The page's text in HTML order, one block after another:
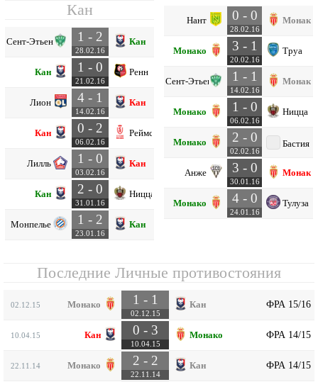
Кан
Сент-Этьен 1 - 2
28.02.16
Кан
Кан 1 - 0
21.02.16
Ренн
Лион 4 - 1
14.02.16
Кан
Кан 0 - 2
06.02.16
Реймс
Лилль 1 - 0
03.02.16
Кан
Кан 2 - 0
31.01.16
Ницца
Монпелье 1 - 2
23.01.16
Кан
Нант 0 - 0
28.02.16
Монако
Монако 3 - 1
20.02.16
Труа
Сент-Этьен 1 - 1
14.02.16
Монако
Монако 1 - 0
06.02.16
Ницца
Монако 2 - 0
02.02.16
Бастия
Анже 3 - 0
30.01.16
Монако
Монако 4 - 0
24.01.16
Тулуза
Последние Личные противостояния
02.12.15 Монако 1 - 1
02.12.15
Кан ФРА 15/16
10.04.15 Кан 0 - 3
10.04.15
Монако ФРА 14/15
22.11.14 Монако 2 - 2
22.11.14
Кан ФРА 14/15